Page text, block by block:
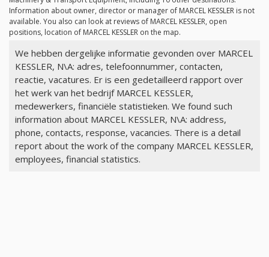
Information about owner, director or manager of MARCEL KESSLER is not
available. You also can look at reviews of MARCEL KESSLER, open
positions, location of MARCEL KESSLER on the map.
We hebben dergelijke informatie gevonden over MARCEL
KESSLER, N\A: adres, telefoonnummer, contacten,
reactie, vacatures. Er is een gedetailleerd rapport over
het werk van het bedrijf MARCEL KESSLER,
medewerkers, financiële statistieken. We found such
information about MARCEL KESSLER, N\A: address,
phone, contacts, response, vacancies. There is a detail
report about the work of the company MARCEL KESSLER,
employees, financial statistics.